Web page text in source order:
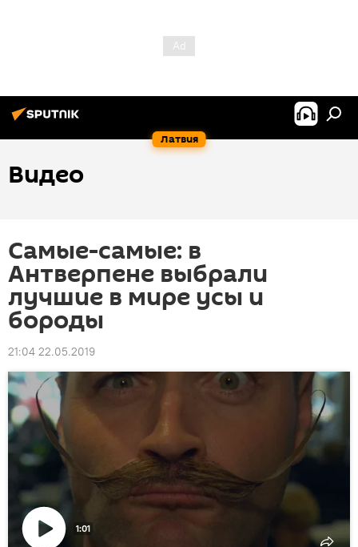
Латвия
Видео
Самые-самые: в
Антверпене выбрали
лучшие в мире усы и
бороды
21:04 22.05.2019
1:01